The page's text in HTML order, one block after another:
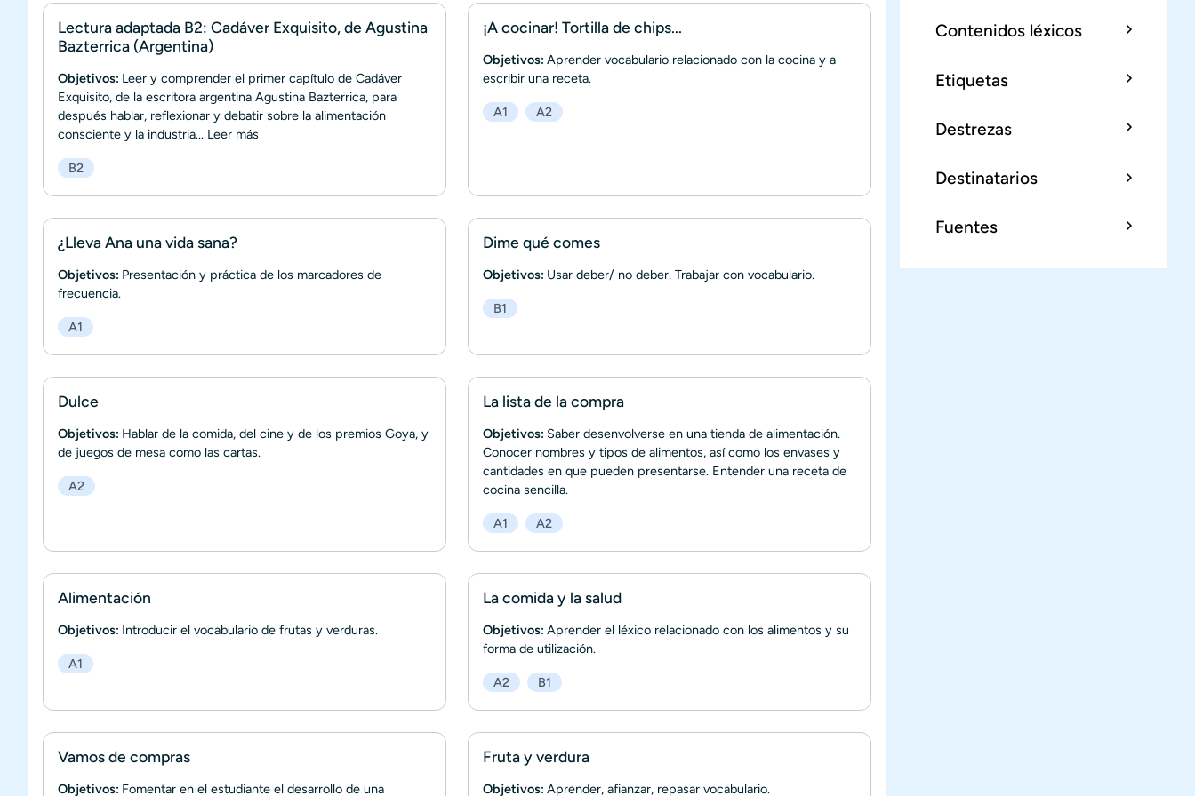
Lectura adaptada B2: Cadáver Exquisito, de Agustina
Bazterrica (Argentina)
Objetivos: Leer y comprender el primer capítulo de Cadáver
Exquisito, de la escritora argentina Agustina Bazterrica, para
después hablar, reflexionar y debatir sobre la alimentación
consciente y la industria... Leer más
B2
¡A cocinar! Tortilla de chips...
Objetivos: Aprender vocabulario relacionado con la cocina y a
escribir una receta.
A1 A2
¿Lleva Ana una vida sana?
Objetivos: Presentación y práctica de los marcadores de
frecuencia.
A1
Dime qué comes
Objetivos: Usar deber/ no deber. Trabajar con vocabulario.
B1
Dulce
Objetivos: Hablar de la comida, del cine y de los premios Goya, y
de juegos de mesa como las cartas.
A2
La lista de la compra
Objetivos: Saber desenvolverse en una tienda de alimentación.
Conocer nombres y tipos de alimentos, así como los envases y
cantidades en que pueden presentarse. Entender una receta de
cocina sencilla.
A1 A2
Alimentación
Objetivos: Introducir el vocabulario de frutas y verduras.
A1
La comida y la salud
Objetivos: Aprender el léxico relacionado con los alimentos y su
forma de utilización.
A2 B1
Vamos de compras
Objetivos: Fomentar en el estudiante el desarrollo de una
Fruta y verdura
Objetivos: Aprender, afianzar, repasar vocabulario.
Contenidos léxicos
Etiquetas
Destrezas
Destinatarios
Fuentes